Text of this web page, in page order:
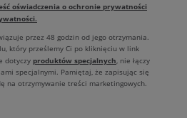
oświadczenia o ochronie prywatności
przez 48 godzin od jego otrzymania.
który prześlemy Ci po kliknięciu w link
dotyczy produktów specjalnych, nie łączy
specjalnymi. Pamiętaj, że zapisując się
na otrzymywanie treści marketingowych.